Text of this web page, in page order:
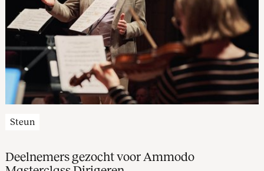
Steun
Deelnemers gezocht voor Ammodo